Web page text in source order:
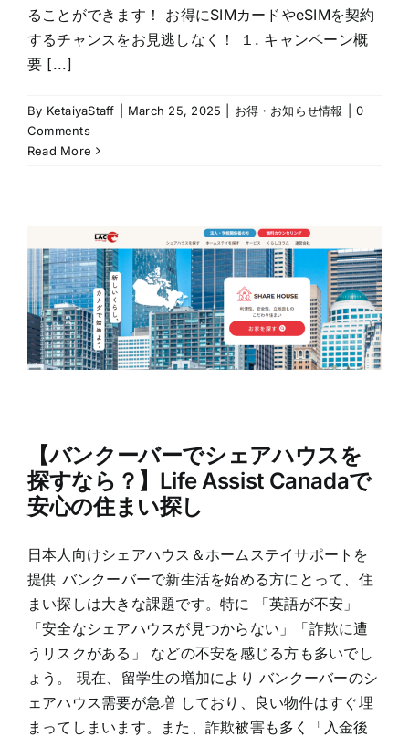
ることができます！ お得にSIMカードやeSIMを契約
するチャンスをお見逃しなく！ １. キャンペーン概
要 [...]
By KetaiyaStaff March 25, 2025 お得・お知らせ情報
0
Comments
Read More
【バンクーバーでシェアハウスを
探すなら？】Life Assist Canadaで
安心の住まい探し
日本人向けシェアハウス＆ホームステイサポートを
提供 バンクーバーで新生活を始める方にとって、住
まい探しは大きな課題です。特に 「英語が不安」
「安全なシェアハウスが見つからない」「詐欺に遭
うリスクがある」 などの不安を感じる方も多いでし
ょう。 現在、留学生の増加により バンクーバーのシ
ェアハウス需要が急増 しており、良い物件はすぐ埋
まってしまいます。また、詐欺被害も多く「入金後